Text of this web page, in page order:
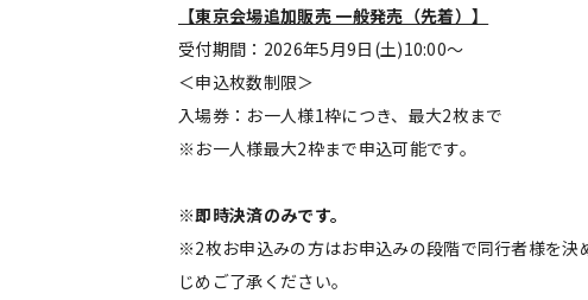
【東京会場追加販売 一般発売（先着）】
受付期間：2026年5月9日(土)10:00～
＜申込枚数制限＞
入場券：お一人様1枠につき、最大2枚まで
※お一人様最大2枠まで申込可能です。
※即時決済のみです。
※2枚お申込みの方はお申込みの段階で同行者様を
じめご了承ください。